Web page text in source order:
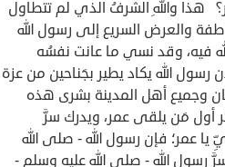
هذا واللهِ الشرفُ الذي لم تتطاول
والعرض السريع إلى رسول الله
فيه، وقد نسي ما عانت نفسُه
الله يكاد يطير بجَناحين من عزة
وجميع أهل المدينة بشرى هذه
أول مَن يلقى عمر، ويدرك سرَّ
يا عمر؛ فإن رسول الله - صلى الله
الله - صلى الله عليه وسلم -